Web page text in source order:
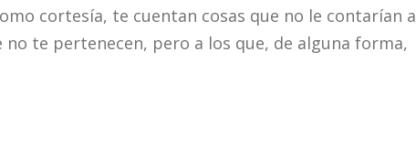
cortesía, te cuentan cosas que no le contarían a
te pertenecen, pero a los que, de alguna forma,